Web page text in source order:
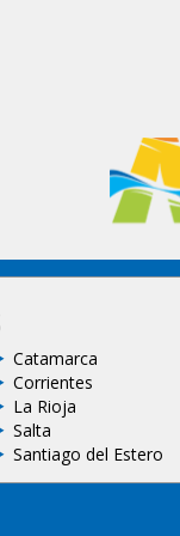
Catamarca
Corrientes
La Rioja
Salta
Santiago del Estero